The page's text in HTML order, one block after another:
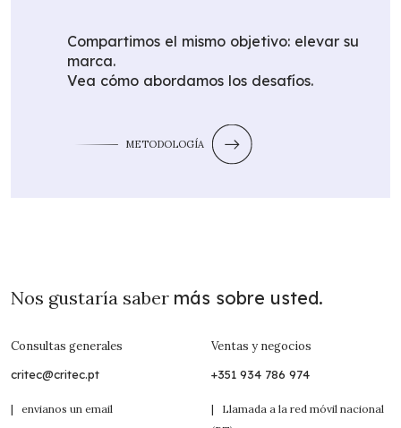
Compartimos el mismo objetivo: elevar su
marca.
Vea cómo abordamos los desafíos.
METODOLOGÍA
Nos gustaría saber más sobre usted.
Consultas generales
critec@critec.pt
| envianos un email
Ventas y negocios
+351 934 786 974
| Llamada a la red móvil nacional